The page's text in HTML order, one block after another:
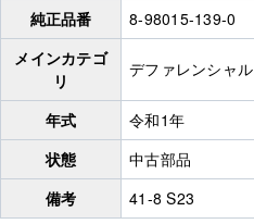
純正品番
8-98015-139-0
メインカテゴ
リ
デファレンシャル
年式
令和1年
状態
中古部品
備考
41-8 S23